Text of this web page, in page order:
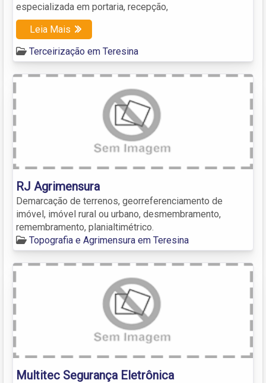
especializada em portaria, recepção,
Leia Mais
Terceirização em Teresina
RJ Agrimensura
Demarcação de terrenos, georreferenciamento de
imóvel, imóvel rural ou urbano, desmembramento,
remembramento, planialtimétrico.
Topografia e Agrimensura em Teresina
Multitec Segurança Eletrônica